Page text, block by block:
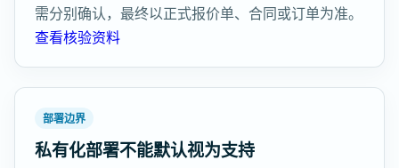
需分别确认，最终以正式报价单、合同或订单为准。
查看核验资料
部署边界
私有化部署不能默认视为支持